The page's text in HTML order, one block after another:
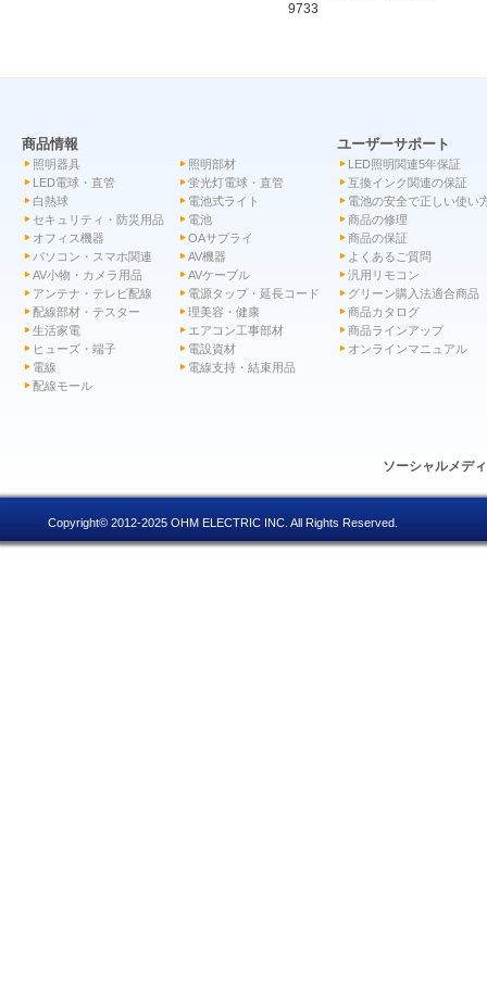
9733
商品情報
照明器具
照明部材
LED電球・直管
蛍光灯電球・直管
白熱球
電池式ライト
セキュリティ・防災用品
電池
オフィス機器
OAサプライ
パソコン・スマホ関連
AV機器
AV小物・カメラ用品
AVケーブル
アンテナ・テレビ配線
電源タップ・延長コード
配線部材・テスター
理美容・健康
生活家電
エアコン工事部材
ヒューズ・端子
電設資材
電線
電線支持・結束用品
配線モール
ユーザーサポート
LED照明関連5年保証
互換インク関連の保証
電池の安全で正しい使い
商品の修理
商品の保証
よくあるご質問
汎用リモコン
グリーン購入法適合商品
商品カタログ
商品ラインアップ
オンラインマニュアル
ソーシャルメデ
Copyright© 2012-2025 OHM ELECTRIC INC. All Rights Reserved.